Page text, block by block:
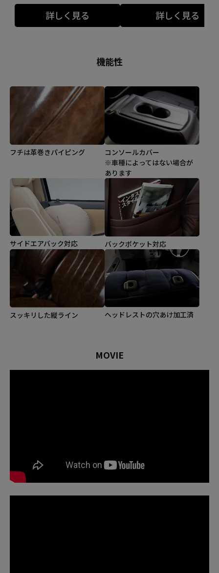
詳しく見る 詳しく見る
機能性
フチは革巻きパイピング
コンソールカバー
※車種によってはない場合が
あります
サイドエアバック対応 バックポケット対応
スッキリした縦ライン ヘッドレストの穴あけ加工済
MOVIE